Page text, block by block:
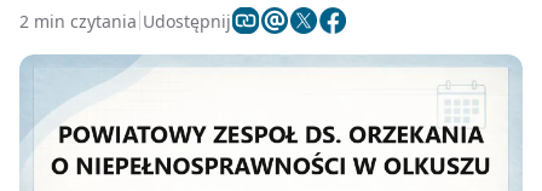
2 min czytania Udostępnij